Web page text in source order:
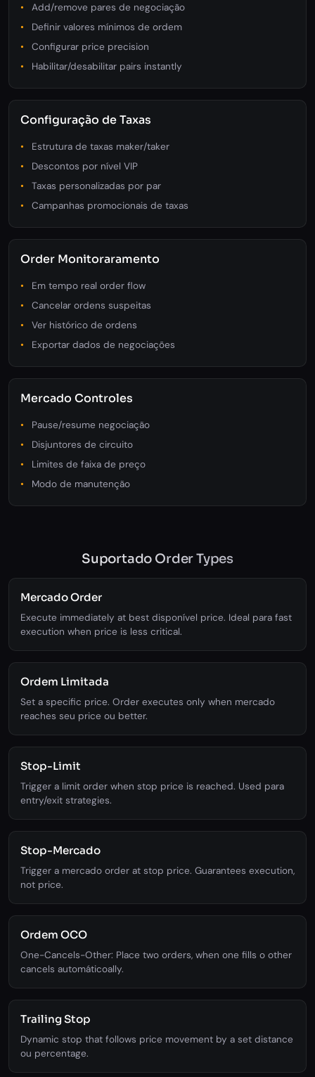
Add/remove pares de negociação
Definir valores mínimos de ordem
Configurar price precision
Habilitar/desabilitar pairs instantly
Configuração de Taxas
Estrutura de taxas maker/taker
Descontos por nível VIP
Taxas personalizadas por par
Campanhas promocionais de taxas
Order Monitoraramento
Em tempo real order flow
Cancelar ordens suspeitas
Ver histórico de ordens
Exportar dados de negociações
Mercado Controles
Pause/resume negociação
Disjuntores de circuito
Limites de faixa de preço
Modo de manutenção
Suportado Order Types
Mercado Order
Execute immediately at best disponível price. Ideal para fast
execution when price is less critical.
Ordem Limitada
Set a specific price. Order executes only when mercado
reaches seu price ou better.
Stop-Limit
Trigger a limit order when stop price is reached. Used para
entry/exit strategies.
Stop-Mercado
Trigger a mercado order at stop price. Guarantees execution,
not price.
Ordem OCO
One-Cancels-Other: Place two orders, when one fills o other
cancels automáticoally.
Trailing Stop
Dynamic stop that follows price movement by a set distance
ou percentage.